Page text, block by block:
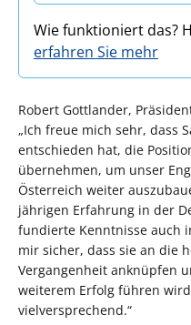
Wie funktioniert das?
erfahren Sie mehr
Robert Gottlander,
„Ich freue mich sehr, dass
entschieden hat, die
übernehmen, um unser
Österreich weiter
jährigen Erfahrung in der
fundierte Kenntnisse auch
mir sicher, dass sie an die
Vergangenheit anknüpfen
weiterem Erfolg führen
vielversprechend.“